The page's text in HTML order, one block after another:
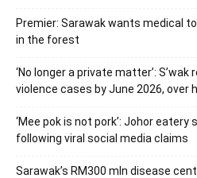
Premier: Sarawak wants medical
in the forest
‘No longer a private matter’:
violence cases by June 2026, over
‘Mee pok is not pork’: Johor
following viral social media claims
Sarawak’s RM300 mln disease